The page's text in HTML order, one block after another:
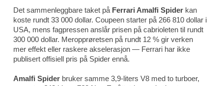
Det sammenleggbare taket på Ferrari Amalfi Spider kan
koste rundt 33 000 dollar. Coupeen starter på 266 810 dollar i
USA, mens fagpressen anslår prisen på cabrioleten til rundt
300 000 dollar. Meropprøretsen på rundt 12 % gir verken
mer effekt eller raskere akselerasjon — Ferrari har ikke
publisert offisiell pris på Spider ennå.
Amalfi Spider bruker samme 3,9-liters V8 med to turboer,